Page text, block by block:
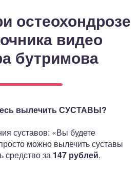
остеохондрозе
видео
бутримова
вылечить СУСТАВЫ?
суставов: «Вы будете
можно вылечить суставы
средство за 147 рублей.